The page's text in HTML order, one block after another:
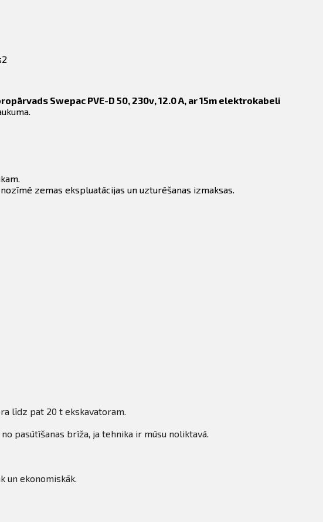
Swepac PVE-D 50, 230v, 12.0 A, ar 15m elektrokabeli
zemas ekspluatācijas un uzturēšanas izmaksas.
līdz pat 20 t ekskavatoram.
pasūtīšanas brīža, ja tehnika ir mūsu noliktavā.
un ekonomiskāk.